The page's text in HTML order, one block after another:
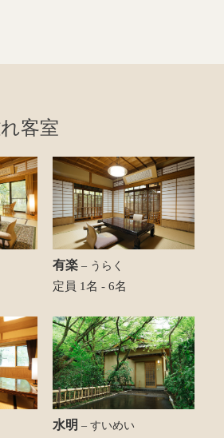
客室
有楽 – うらく
定員 1名 - 6名
水明 – すいめい